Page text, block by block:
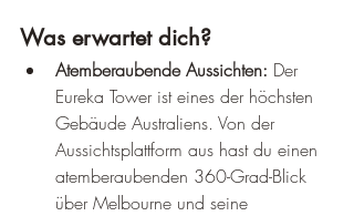
Was erwartet dich?
Atemberaubende Aussichten: Der
Eureka Tower ist eines der höchsten
Gebäude Australiens. Von der
Aussichtsplattform aus hast du einen
atemberaubenden 360-Grad-Blick
über Melbourne und seine